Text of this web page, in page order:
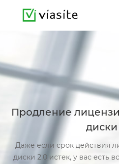
Продление
диски
Даже если срок действия
диски 2.0 истек, у вас есть